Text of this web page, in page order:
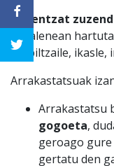
Norentzat
zabalenean
erabiltzaile, ikasle,
Arrakastatsuak
Arrakastatsu
gogoeta,
geroago
gertatu den